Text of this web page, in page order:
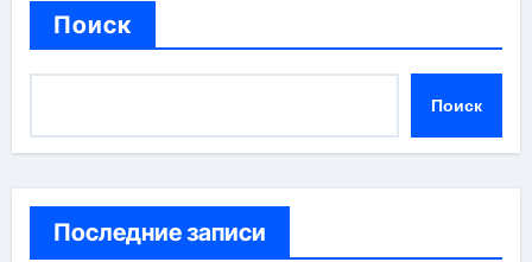
Поиск
Поиск
Последние записи